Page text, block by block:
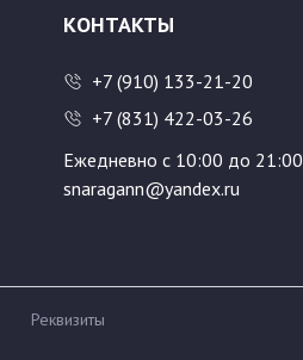
КОНТАКТЫ
+7 (910) 133-21-20
+7 (831) 422-03-26
Ежедневно с 10:00 до 21:00
snaragann@yandex.ru
Реквизиты